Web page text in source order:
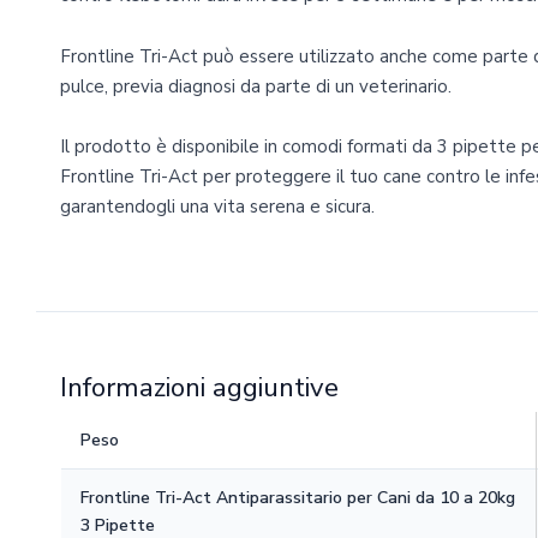
Frontline Tri-Act può essere utilizzato anche come
pulce, previa diagnosi da parte di un veterinario.
Il prodotto è disponibile in comodi formati da 3 pipette
Frontline Tri-Act per proteggere il tuo cane contro le
garantendogli una vita serena e sicura.
Informazioni aggiuntive
Peso
Frontline Tri-Act Antiparassitario per Cani da 10 a 20kg
3 Pipette